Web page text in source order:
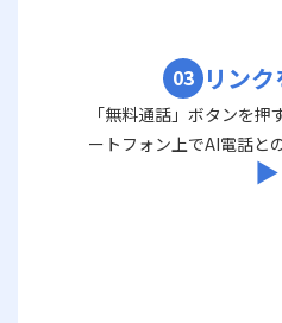
03 リン
「無料通話」ボタンを
ートフォン上でAI電話と